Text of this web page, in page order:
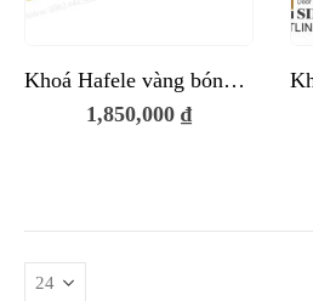
Khoá Hafele vàng bóng phân thể KPT21
1,850,000 ₫